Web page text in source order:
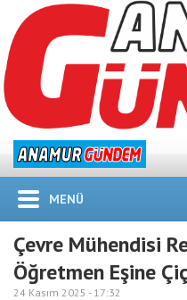
MENÜ
Çevre Mühendisi
Öğretmen Eşine
24 Kasım 2025 - 17:32